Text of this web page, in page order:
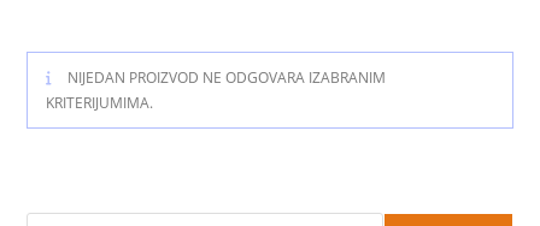
NIJEDAN PROIZVOD NE ODGOVARA IZABRANIM
KRITERIJUMIMA.